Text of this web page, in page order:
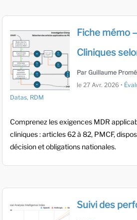
Fiche mémo
Cliniques
Par Guillaume Promé
le 27 Avr. 2026 •
Datas, RDM
Comprenez les exigences MDR
cliniques : articles 62 à 82, PMCF,
décision et obligations nationales.
Suivi des